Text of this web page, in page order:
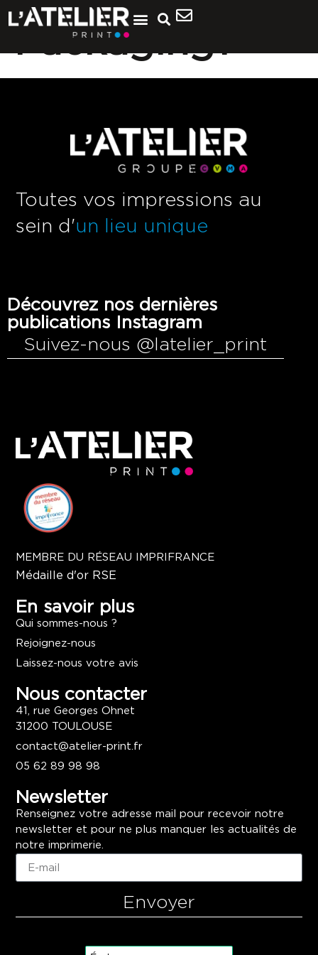
Packaging1
Toutes vos impressions au
sein d'un lieu unique
Découvrez nos dernières
publications Instagram
Suivez-nous @latelier_print
MEMBRE DU RÉSEAU IMPRIFRANCE
Médaille d'or RSE
En savoir plus
Qui sommes-nous ?
Rejoignez-nous
Laissez-nous votre avis
Nous contacter
41, rue Georges Ohnet
31200 TOULOUSE
contact@atelier-print.fr
05 62 89 98 98
Newsletter
Renseignez votre adresse mail pour recevoir notre
newsletter et pour ne plus manquer les actualités de
notre imprimerie.
Envoyer